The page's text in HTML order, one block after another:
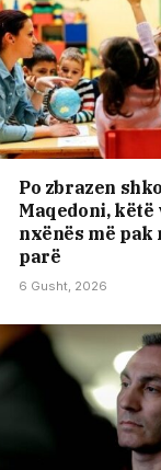
Po zbrazen
Maqedoni,
nxënës më pak
parë
6 Gusht, 2026